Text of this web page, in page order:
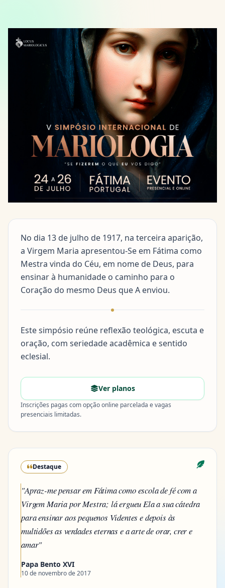
No dia 13 de julho de 1917, na terceira aparição,
a Virgem Maria apresentou-Se em Fátima como
Mestra vinda do Céu, em nome de Deus, para
ensinar à humanidade o caminho para o
Coração do mesmo Deus que A enviou.
Este simpósio reúne reflexão teológica, escuta e
oração, com seriedade acadêmica e sentido
eclesial.
Ver planos
Inscrições pagas com opção online parcelada e vagas
presenciais limitadas.
Destaque
"Apraz-me pensar em Fátima como escola de fé com a
Virgem Maria por Mestra; lá ergueu Ela a sua cátedra
para ensinar aos pequenos Videntes e depois às
multidões as verdades eternas e a arte de orar, crer e
amar"
Papa Bento XVI
10 de novembro de 2017